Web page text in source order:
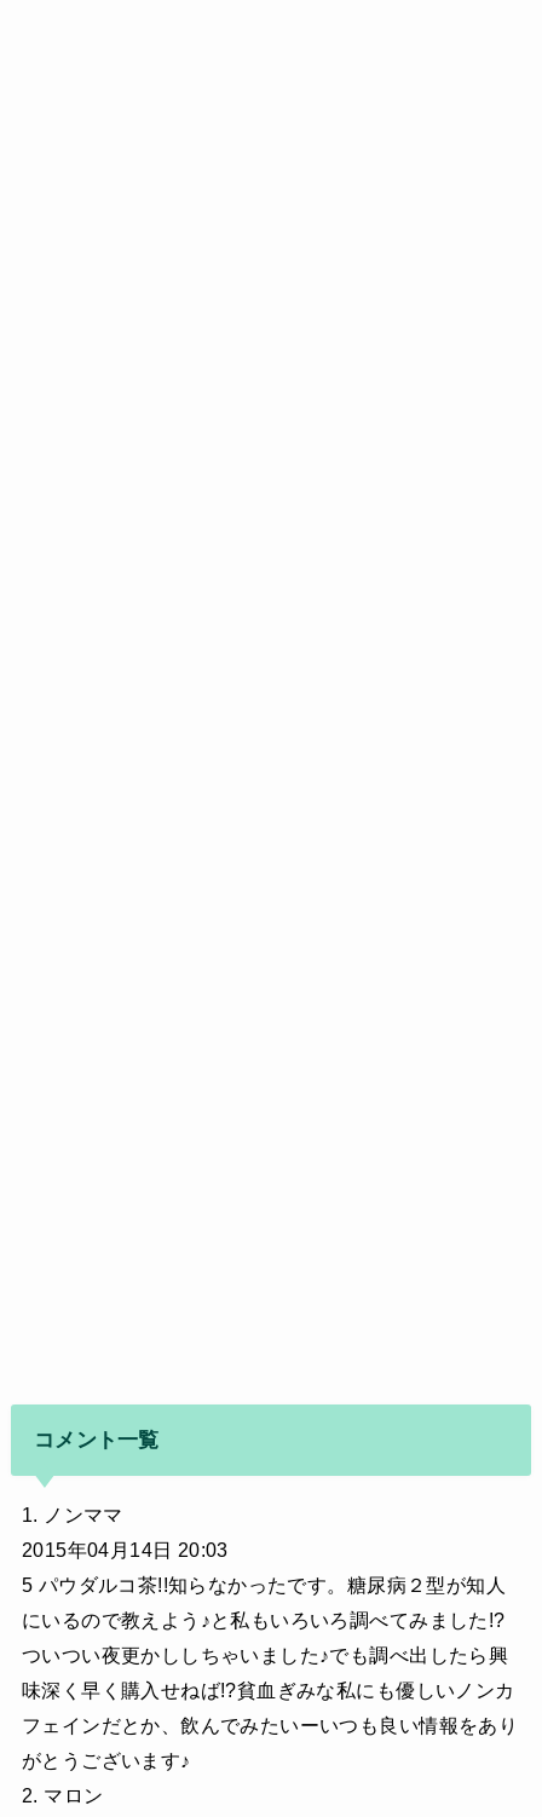
コメント一覧
1. ノンママ
2015年04月14日 20:03
5 パウダルコ茶!!知らなかったです。糖尿病２型が知人
にいるので教えよう♪と私もいろいろ調べてみました!?
ついつい夜更かししちゃいました♪でも調べ出したら興
味深く早く購入せねば!?貧血ぎみな私にも優しいノンカ
フェインだとか、飲んでみたいーいつも良い情報をあり
がとうございます♪
2. マロン